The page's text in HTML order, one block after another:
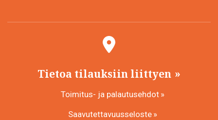
Tietoa tilauksiin liittyen
Toimitus- ja palautusehdot
Saavutettavuusseloste